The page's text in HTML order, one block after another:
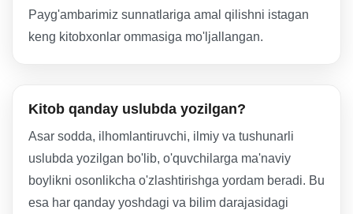
Payg'ambarimiz sunnatlariga amal qilishni istagan
keng kitobxonlar ommasiga mo'ljallangan.
Kitob qanday uslubda yozilgan?
Asar sodda, ilhomlantiruvchi, ilmiy va tushunarli
uslubda yozilgan bo'lib, o'quvchilarga ma'naviy
boylikni osonlikcha o'zlashtirishga yordam beradi. Bu
esa har qanday yoshdagi va bilim darajasidagi